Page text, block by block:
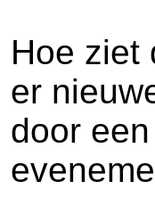
Hoe ziet
er
door